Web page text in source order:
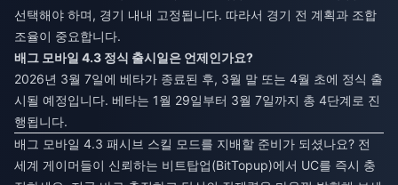
선택해야 하며, 경기 내내 고정됩니다. 따라서 경기 전 계획과 조합
조율이 중요합니다.
배그 모바일 4.3 정식 출시일은 언제인가요?
2026년 3월 7일에 베타가 종료된 후, 3월 말 또는 4월 초에 정식 출
시될 예정입니다. 베타는 1월 29일부터 3월 7일까지 총 4단계로 진
행됩니다.
배그 모바일 4.3 패시브 스킬 모드를 지배할 준비가 되셨나요? 전
세계 게이머들이 신뢰하는 비트탑업(BitTopup)에서 UC를 즉시 충